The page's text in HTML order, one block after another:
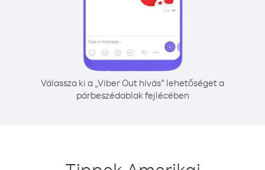
Válassza ki a „Viber Out hívás” lehetőséget a
párbeszédablak fejlécében